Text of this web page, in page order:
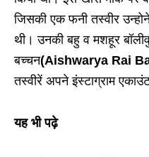
जिसकी एक फनी तस्वीर
थी। उनकी बहु व मशहूर
बच्चन(Aishwarya Rai
तस्वीरें अपने इंस्टाग्राम
यह भी पढ़े